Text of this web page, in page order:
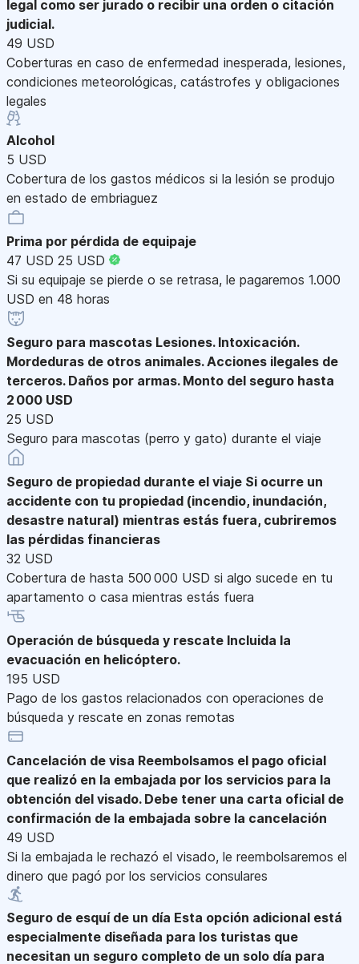
legal como ser jurado o recibir una orden o citación
judicial.
49 USD
Coberturas en caso de enfermedad inesperada, lesiones,
condiciones meteorológicas, catástrofes y obligaciones
legales
Alcohol
5 USD
Cobertura de los gastos médicos si la lesión se produjo
en estado de embriaguez
Prima por pérdida de equipaje
47 USD 25 USD
Si su equipaje se pierde o se retrasa, le pagaremos 1.000
USD en 48 horas
Seguro para mascotas Lesiones. Intoxicación.
Mordeduras de otros animales. Acciones ilegales de
terceros. Daños por armas. Monto del seguro hasta
2 000 USD
25 USD
Seguro para mascotas (perro y gato) durante el viaje
Seguro de propiedad durante el viaje Si ocurre un
accidente con tu propiedad (incendio, inundación,
desastre natural) mientras estás fuera, cubriremos
las pérdidas financieras
32 USD
Cobertura de hasta 500 000 USD si algo sucede en tu
apartamento o casa mientras estás fuera
Operación de búsqueda y rescate Incluida la
evacuación en helicóptero.
195 USD
Pago de los gastos relacionados con operaciones de
búsqueda y rescate en zonas remotas
Cancelación de visa Reembolsamos el pago oficial
que realizó en la embajada por los servicios para la
obtención del visado. Debe tener una carta oficial de
confirmación de la embajada sobre la cancelación
49 USD
Si la embajada le rechazó el visado, le reembolsaremos el
dinero que pagó por los servicios consulares
Seguro de esquí de un día Esta opción adicional está
especialmente diseñada para los turistas que
necesitan un seguro completo de un solo día para